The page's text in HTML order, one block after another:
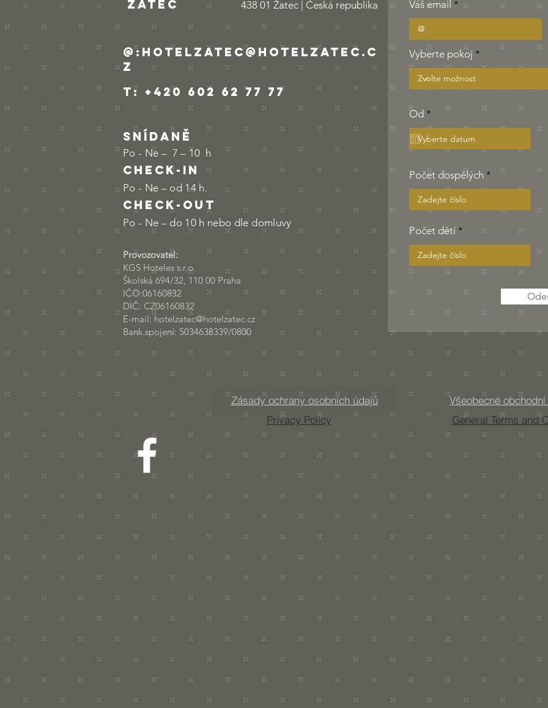
TŘEBOŇ:
Moderní design
ubytování
Žatec
438 01 Žatec | Česká republika
@: hotelzatec@hotelzatec.c
z
t : +420 602 62 77 77
SNÍDANĚ
Po - Ne – 7 – 10 h
check-in
Po - Ne – od 14 h.
check-out
Po - Ne – do 10 h nebo dle domluvy
Provozovatel:
KGS Hoteles s.r.o.
Školská 694/32, 110 00 Praha
IČO:06160832
DIČ: CZ06160832
E-mail: hotelzatec@hotelzatec.cz
Bank.spojení: 5034638339/0800
Váš email
Vyberte pokoj
Od *
e
u
r
e
d
Počet dospělých
Počet dětí
Zásady ochrany osobních údajů
Privacy Policy
Všeobecné
General Terms and